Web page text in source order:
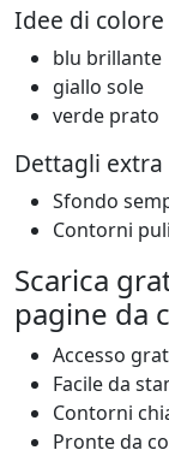
Idee di colore
blu brillante
giallo sole
verde prato
Dettagli extra
Sfondo
Contorni
Scarica
pagine da
Accesso
Facile da
Contorni
Pronte da